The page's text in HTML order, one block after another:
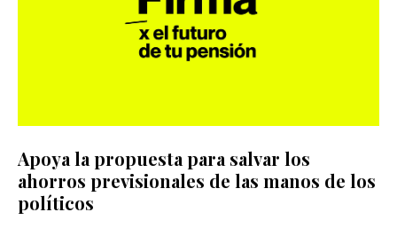
Apoya la propuesta para salvar los
ahorros previsionales de las manos de los
políticos